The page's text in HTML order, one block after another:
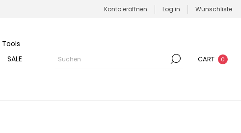
Konto eröffnen Log in Wunschliste
Tools
SALE
CART 0